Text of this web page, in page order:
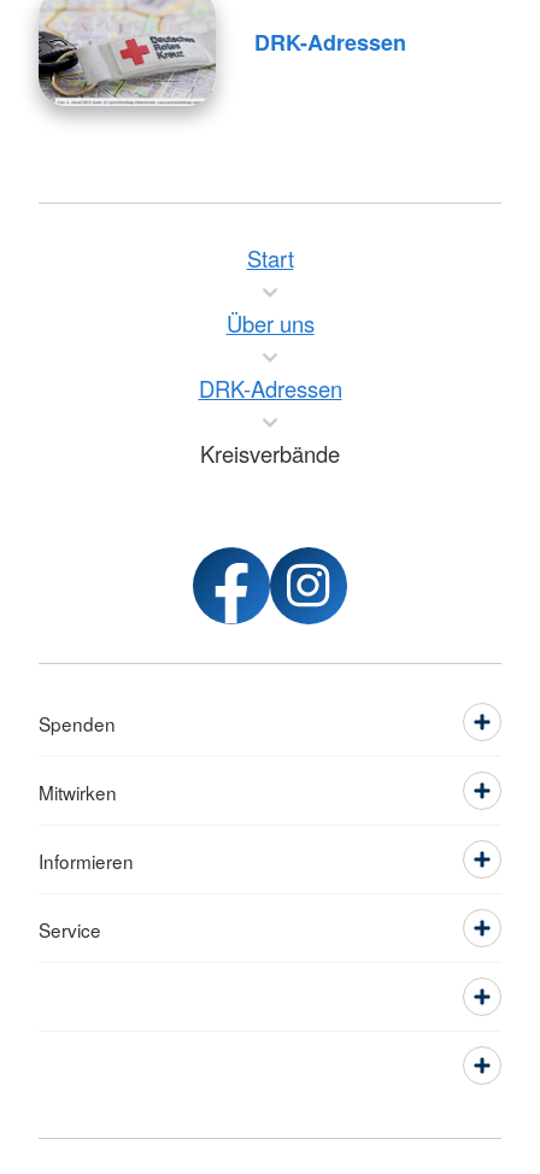
DRK-Adressen
Start
Über uns
DRK-Adressen
Kreisverbände
Spenden
Mitwirken
Informieren
Service